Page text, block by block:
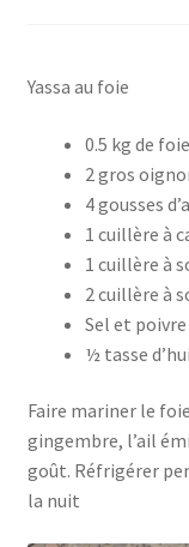
Yassa au foie
0.5 kg de
2 gros
4 gousses
1 cuillère à
1 cuillère à
2 cuillère à
Sel et poivre
½ tasse
Faire mariner le
gingembre, l’ail
goût. Réfrigérer
la nuit